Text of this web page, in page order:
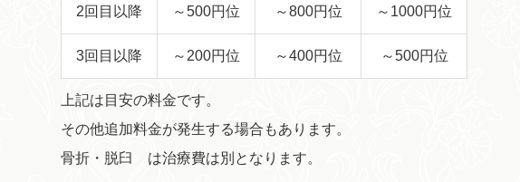
2回目以降 ～500円位 ～800円位 ～1000円位
3回目以降 ～200円位 ～400円位 ～500円位
上記は目安の料金です。
その他追加料金が発生する場合もあります。
骨折・脱臼 は治療費は別となります。